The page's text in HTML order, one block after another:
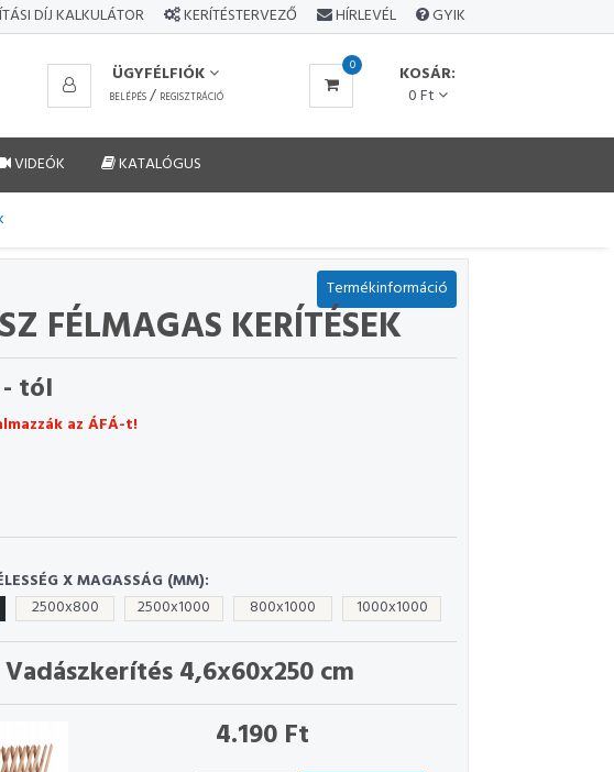
DÍJ KALKULÁTOR KERÍTÉSTERVEZŐ HÍRLEVÉL GYIK
ÜGYFÉLFIÓK
BELÉPÉS/ REGISZTRÁCIÓ
0
KOSÁR:
0 Ft
VIDEÓK KATALÓGUS
Termékinformáció
FÉLMAGAS KERÍTÉSEK
tól
az ÁFÁ-t!
X MAGASSÁG (MM):
2500x800 2500x1000 800x1000 1000x1000
Vadászkerítés 4,6x60x250 cm
4.190 Ft